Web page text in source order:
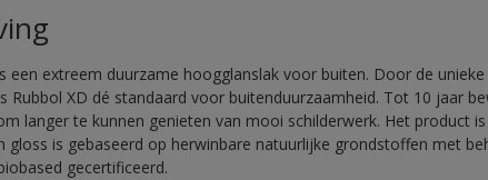
een extreem duurzame hoogglanslak voor buiten. Door de unieke
Rubbol XD dé standaard voor buitenduurzaamheid. Tot 10 jaar
langer te kunnen genieten van mooi schilderwerk. Het product
gloss is gebaseerd op herwinbare natuurlijke grondstoffen met
gecertificeerd.